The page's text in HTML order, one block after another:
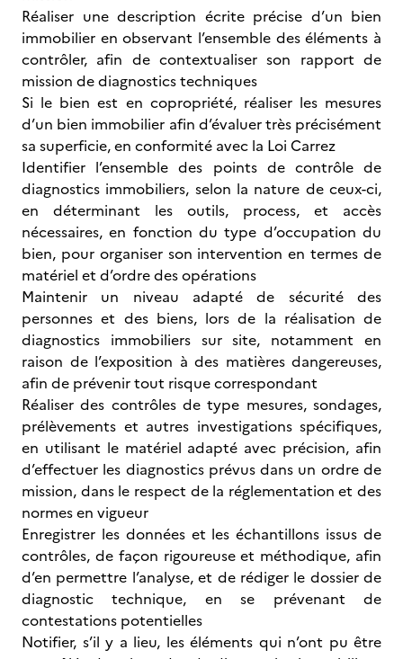
Réaliser une description écrite précise d’un bien
immobilier en observant l’ensemble des éléments à
contrôler, afin de contextualiser son rapport de
mission de diagnostics techniques
Si le bien est en copropriété, réaliser les mesures
d’un bien immobilier afin d’évaluer très précisément
sa superficie, en conformité avec la Loi Carrez
Identifier l’ensemble des points de contrôle de
diagnostics immobiliers, selon la nature de ceux-ci,
en déterminant les outils, process, et accès
nécessaires, en fonction du type d’occupation du
bien, pour organiser son intervention en termes de
matériel et d’ordre des opérations
Maintenir un niveau adapté de sécurité des
personnes et des biens, lors de la réalisation de
diagnostics immobiliers sur site, notamment en
raison de l’exposition à des matières dangereuses,
afin de prévenir tout risque correspondant
Réaliser des contrôles de type mesures, sondages,
prélèvements et autres investigations spécifiques,
en utilisant le matériel adapté avec précision, afin
d’effectuer les diagnostics prévus dans un ordre de
mission, dans le respect de la réglementation et des
normes en vigueur
Enregistrer les données et les échantillons issus de
contrôles, de façon rigoureuse et méthodique, afin
d’en permettre l’analyse, et de rédiger le dossier de
diagnostic technique, en se prévenant de
contestations potentielles
Notifier, s’il y a lieu, les éléments qui n’ont pu être